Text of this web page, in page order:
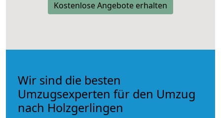
Kostenlose Angebote erhalten
Wir sind die besten
Umzugsexperten für den Umzug
nach Holzgerlingen